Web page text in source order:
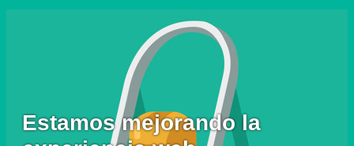
Estamos mejorando la